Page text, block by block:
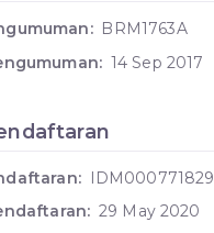
BRM1763A
14 Sep 2017
IDM000771829
29 May 2020